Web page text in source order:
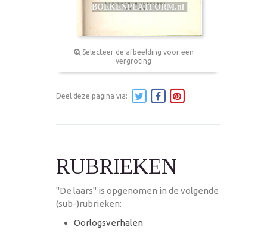
Selecteer de afbeelding voor een
vergroting
Deel deze pagina via:
RUBRIEKEN
"De laars" is opgenomen in de volgende
(sub-)rubrieken:
Oorlogsverhalen